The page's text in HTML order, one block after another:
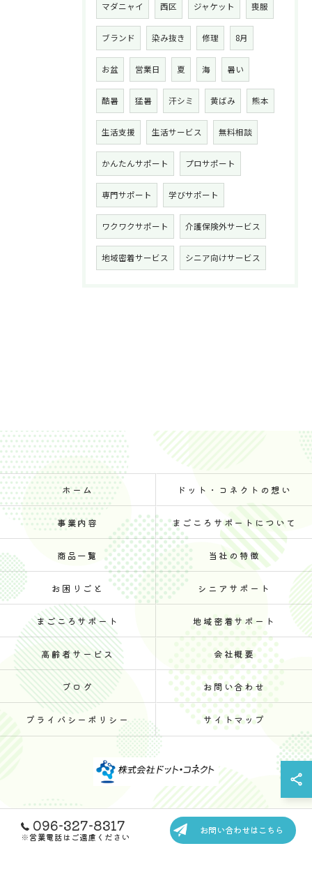
マダニャイ 西区 ジャケット 喪服
ブランド 染み抜き 修理 8月
お盆 営業日 夏 海 暑い
酷暑 猛暑 汗シミ 黄ばみ 熊本
生活支援 生活サービス 無料相談
かんたんサポート プロサポート
専門サポート 学びサポート
ワクワクサポート 介護保険外サービス
地域密着サービス シニア向けサービス
096-327-8317
※営業電話はご遠慮ください
お問い合わせはこちら
ホーム ドット・コネクトの想い
事業内容 まごころサポートについて
商品一覧 当社の特徴
お困りごと シニアサポート
まごころサポート 地域密着サポート
高齢者サービス 会社概要
ブログ お問い合わせ
プライバシーポリシー サイトマップ
© 2026 熊本の生活支援なら株式会社ドット・コネクト ALL RIGHTS
RESERVED.